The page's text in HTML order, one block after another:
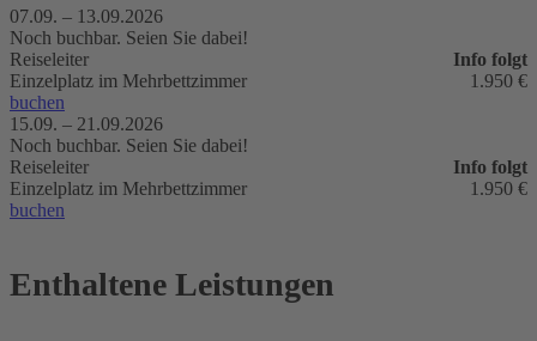
07.09. – 13.09.2026
Noch buchbar. Seien Sie dabei!
Info folgt
Einzelplatz im Mehrbettzimmer
1.950 €
buchen
15.09. – 21.09.2026
Noch buchbar. Seien Sie dabei!
Info folgt
Einzelplatz im Mehrbettzimmer
1.950 €
buchen
Enthaltene Leistungen